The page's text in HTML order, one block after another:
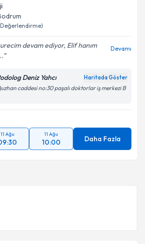
Değerlendirme)
devam ediyor, Elif hanım
Devamı
Deniz Yahcı Haritada Göster
caddesi no:30 paşalı doktorlar iş merkezi B
11 Ağu 11 Ağu
10:00 Daha Fazla